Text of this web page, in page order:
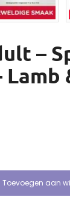
–
Toevoegen aan